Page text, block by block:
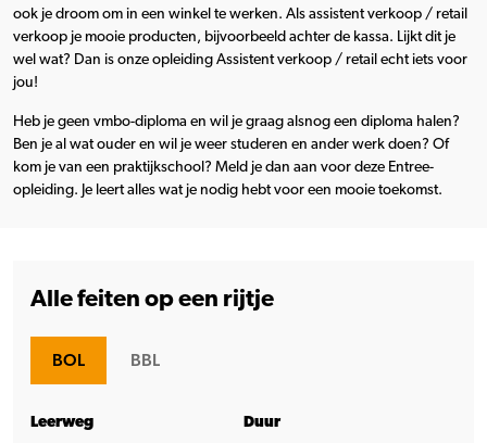
ook je droom om in een winkel te werken. Als assistent verkoop / retail
verkoop je mooie producten, bijvoorbeeld achter de kassa. Lijkt dit je
wel wat? Dan is onze opleiding Assistent verkoop / retail echt iets voor
jou!
Heb je geen vmbo-diploma en wil je graag alsnog een diploma halen?
Ben je al wat ouder en wil je weer studeren en ander werk doen? Of
kom je van een praktijkschool? Meld je dan aan voor deze Entree-
opleiding. Je leert alles wat je nodig hebt voor een mooie toekomst.
Alle feiten op een rijtje
BOL BBL
Leerweg Duur